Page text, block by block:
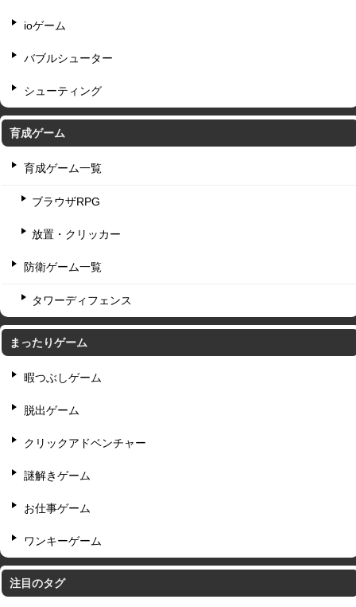
ioゲーム
バブルシューター
シューティング
育成ゲーム
育成ゲーム一覧
ブラウザRPG
放置・クリッカー
防衛ゲーム一覧
タワーディフェンス
まったりゲーム
暇つぶしゲーム
脱出ゲーム
クリックアドベンチャー
謎解きゲーム
お仕事ゲーム
ワンキーゲーム
注目のタグ